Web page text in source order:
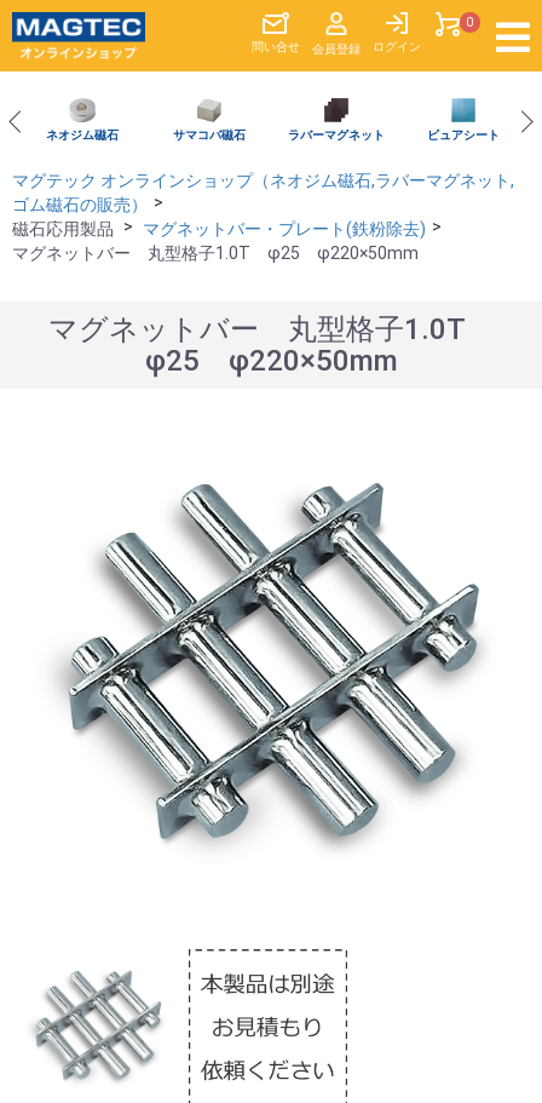
問い合せ 会員登録 ログイン
0
ネオジム磁石 サマコバ磁石 ラバーマグネット ビュアシート
マグテック オンラインショップ（ネオジム磁石,ラバーマグネット,
ゴム磁石の販売）
磁石応用製品
マグネットバー・プレート(鉄粉除去)
マグネットバー 丸型格子1.0T φ25 φ220×50mm
マグネットバー 丸型格子1.0T
φ25 φ220×50mm